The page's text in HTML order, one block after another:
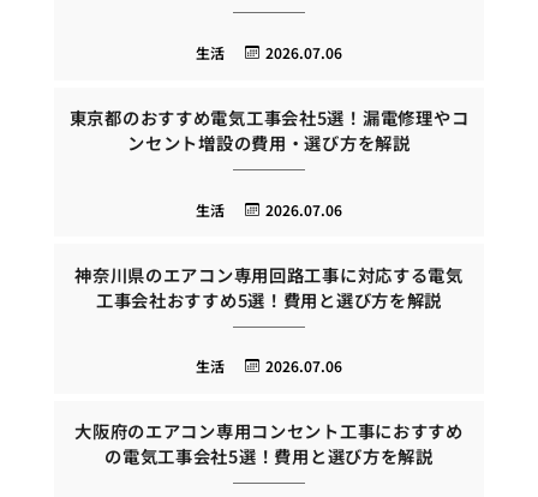
2026.07.06
生活
東京都のおすすめ電気工事会社5選！漏電修理やコ
ンセント増設の費用・選び方を解説
2026.07.06
生活
神奈川県のエアコン専用回路工事に対応する電気
工事会社おすすめ5選！費用と選び方を解説
2026.07.06
生活
大阪府のエアコン専用コンセント工事におすすめ
の電気工事会社5選！費用と選び方を解説